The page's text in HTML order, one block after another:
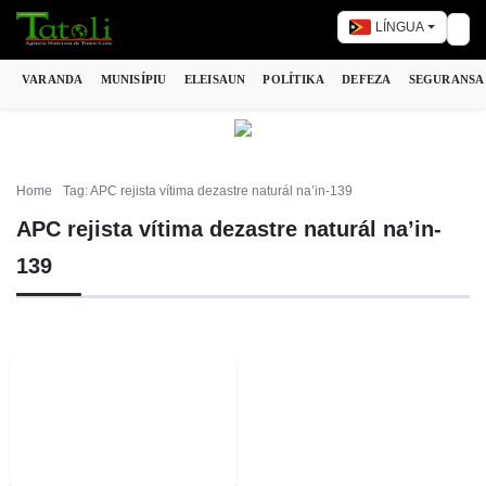
LÍNGUA
VARANDA MUNISÍPIU ELEISAUN POLÍTIKA DEFEZA SEGURANSA
Home Tag: APC rejista vítima dezastre naturál na’in-139
APC rejista vítima dezastre naturál na’in-
139